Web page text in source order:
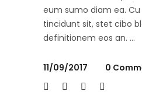
eum sumo diam ea.
tincidunt sit, stet cibo
definitionem eos an.
11/09/2017 0